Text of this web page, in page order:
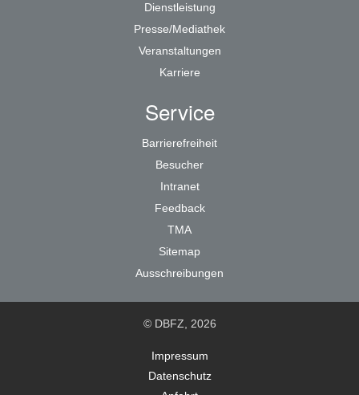
Dienstleistung
Presse/Mediathek
Veranstaltungen
Karriere
Service
Barrierefreiheit
Besucher
Intranet
Feedback
TMA
Sitemap
Ausschreibungen
© DBFZ, 2026
Impressum
Datenschutz